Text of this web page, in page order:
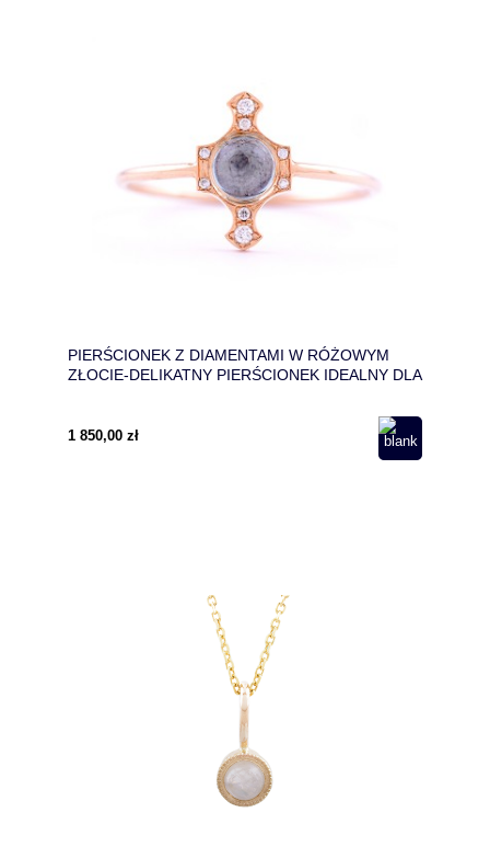
PIERŚCIONEK Z DIAMENTAMI W RÓŻOWYM
ZŁOCIE-DELIKATNY PIERŚCIONEK IDEALNY DLA
1 850,00 zł